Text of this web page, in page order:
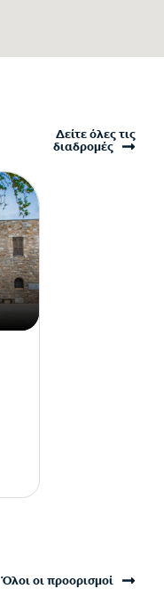
Δείτε όλες τις
διαδρομές
Όλοι οι προορισμοί